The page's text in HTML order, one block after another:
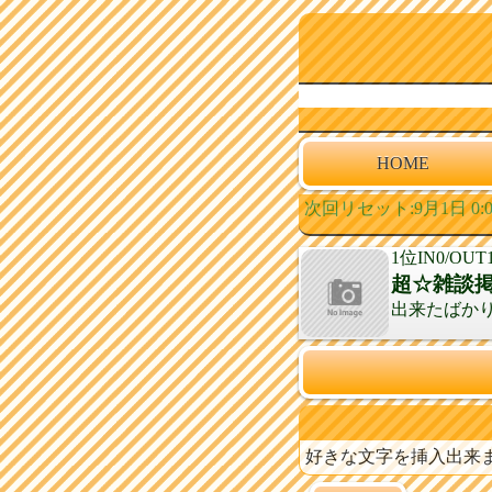
HOME
次回リセット:9月1日
1位IN0/
超☆雑談
出来たばか
好きな文字を挿入出来